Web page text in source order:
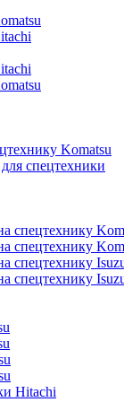
Komatsu
спецтехники
спецтехнику
спецтехнику
спецтехнику
спецтехнику
Hitachi